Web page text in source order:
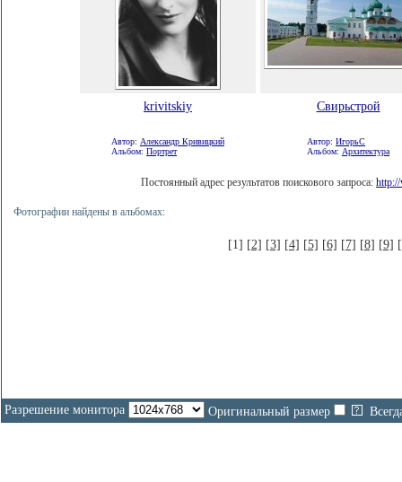
krivitskiy Свирьстрой
Автор: Александр Кривицкий
Альбом: Портрет
Автор: ИгорьС
Альбом: Архитектура
Постоянный адрес результатов поискового запроса:
Фотографии найдены в альбомах:
[1] [2] [3] [4] [5] [6] [7] [8] [9]
Разрешение монитора Оригинальный размер